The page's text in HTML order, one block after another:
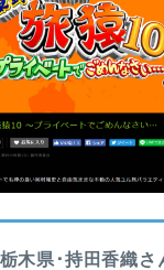
木県･持田香織さ